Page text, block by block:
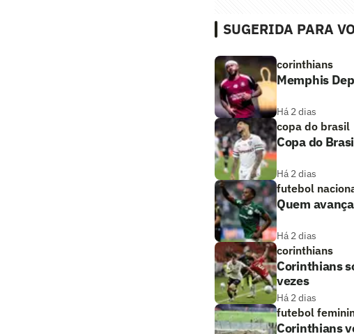
SUGERIDA PARA
corinthians
Memphis
Há 2 dias
copa do brasil
Copa do
Há 2 dias
futebol
Quem
Há 2 dias
corinthians
Corinthians
vezes
Há 2 dias
futebol
Corinthians